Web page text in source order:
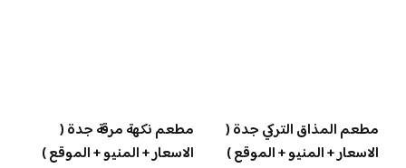
مطعم المذاق التركي جدة (
الاسعار + المنيو + الموقع )
مطعم نكهة مرقة جدة (
الاسعار + المنيو + الموقع )